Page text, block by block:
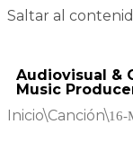
Saltar al
Audiovisual &
Music
Inicio\Canción\16-